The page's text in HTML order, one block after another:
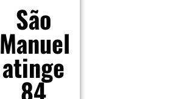
São
Manuel
atinge
84